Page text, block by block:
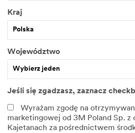
Kraj
Polska
Województwo
Wybierz jeden
Jeśli się zgadzasz, zaznacz
Wyrażam zgodę na
marketingowej od 3M Poland Sp. z
Kajetanach za pośrednictwem